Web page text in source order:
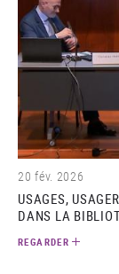
20 fév. 2026
USAGES,
DANS LA
REGARDER